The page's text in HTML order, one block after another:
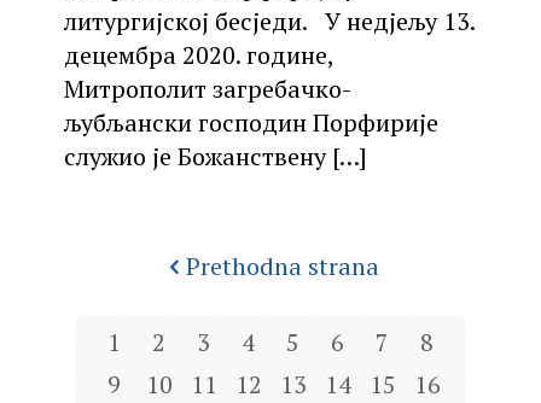
литургијској бесједи. У недјељу 13.
децембра 2020. године,
Митрополит загребачко-
љубљански господин Порфирије
служио је Божанствену[…]
Prethodna strana
1 2 3 4 5 6 7
8
9
10 11 12 13 14 15
16